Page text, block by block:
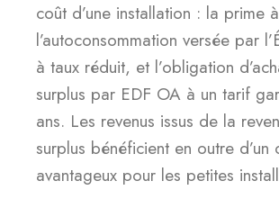
coût d’une installation : la prime à
l’autoconsommation versée par
à taux réduit, et l’obligation
surplus par EDF OA à un tarif
ans. Les revenus issus de la
surplus bénéficient en outre d’un
avantageux pour les petites